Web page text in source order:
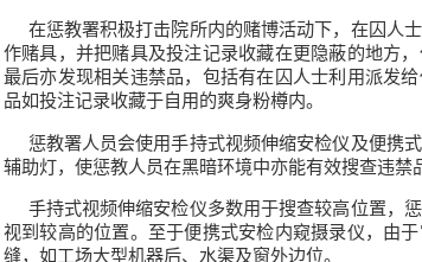
在惩教署积极打击院所内的赌博活动下，在囚人
作赌具，并把赌具及投注记录收藏在更隐蔽的地方
最后亦发现相关违禁品，包括有在囚人士利用派发
品如投注记录收藏于自用的爽身粉樽内。
惩教署人员会使用手持式视频伸缩安检仪及便携
辅助灯，使惩教人员在黑暗环境中亦能有效搜查违禁
手持式视频伸缩安检仪多数用于搜查较高位置，
视到较高的位置。至于便携式安检内窥摄录仪，由
缝，如工场大型机器后、水渠及窗外边位。